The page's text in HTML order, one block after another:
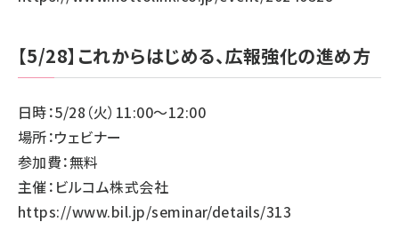
【5/28】これからはじめる、広報強化の進め方
日時：5/28（火）11:00～12:00
場所：ウェビナー
参加費：無料
主催：ビルコム株式会社
https://www.bil.jp/seminar/details/313